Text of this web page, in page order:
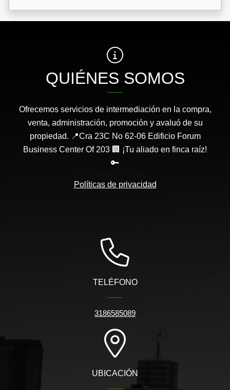
QUIÉNES SOMOS
Ofrecemos servicios de intermediación en la compra,
venta, administración, promoción y avaluó de su
propiedad. 📍Cra 23C No 62-06 Edificio Forum
Business Center Of 203 🏢 ¡Tu aliado en finca raíz!
🔑
Políticas de privacidad
TELÉFONO
3186585089
UBICACIÓN